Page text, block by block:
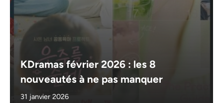
KDramas février 2026 : les 8
nouveautés à ne pas manquer
31 janvier 2026